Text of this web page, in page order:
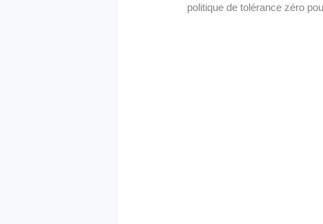
politique de tolérance zéro